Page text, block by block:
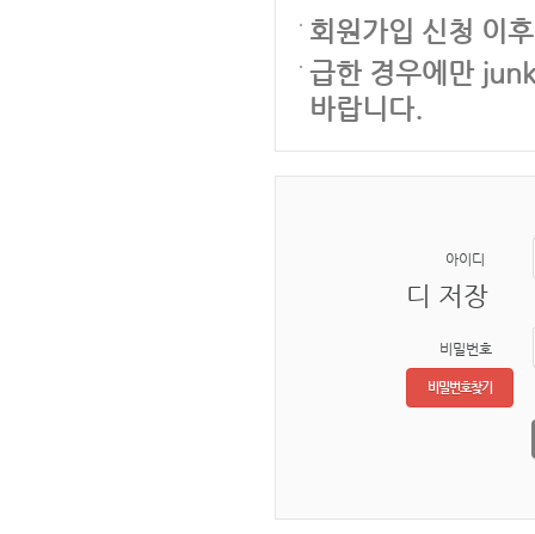
회원가입 신청 이
급한 경우에만
바랍니다.
아이디
디 저장
비밀번호
비밀번호찾기